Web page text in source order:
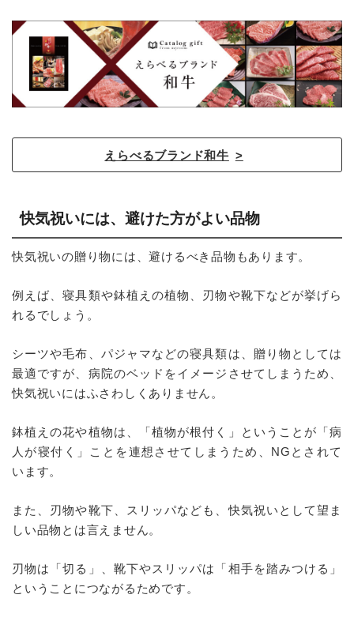
えらべるブランド和牛
快気祝いには、避けた方がよい品物
快気祝いの贈り物には、避けるべき品物もあります。
例えば、寝具類や鉢植えの植物、刃物や靴下などが挙げら
れるでしょう。
シーツや毛布、パジャマなどの寝具類は、贈り物としては
最適ですが、病院のベッドをイメージさせてしまうため、
快気祝いにはふさわしくありません。
鉢植えの花や植物は、「植物が根付く」ということが「病
人が寝付く」ことを連想させてしまうため、NGとされて
います。
また、刃物や靴下、スリッパなども、快気祝いとして望ま
しい品物とは言えません。
刃物は「切る」、靴下やスリッパは「相手を踏みつける」
ということにつながるためです。